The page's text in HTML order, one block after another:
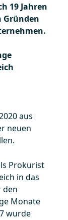
19 Jahren
Gründen
aus
neuen
Prokurist
in das
den
Monate
wurde